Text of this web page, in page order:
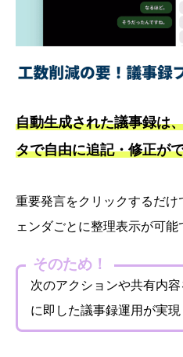
自動生成された議事録は
タで自由に追記・修正が
重要発言をクリックするだ
ェンダごとに整理表示が可能
そのため！
次のアクションや共有内
に即した議事録運用が実現